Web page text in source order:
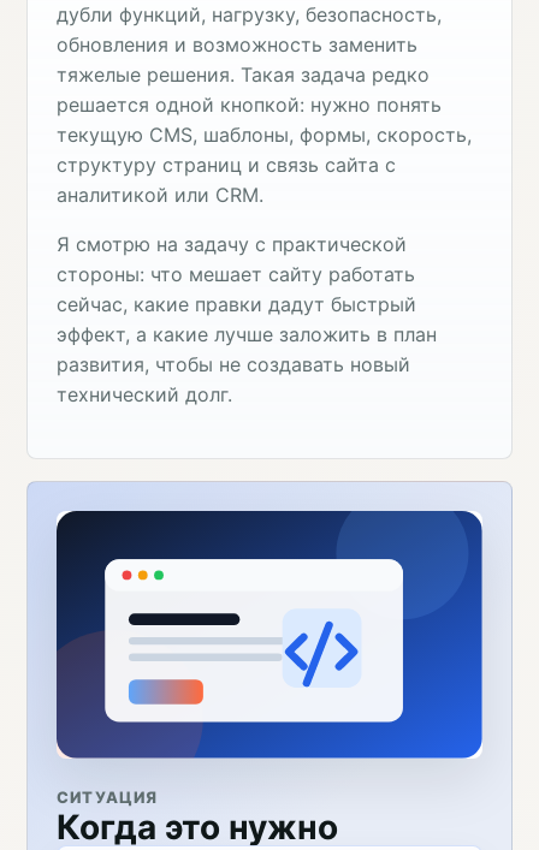
дубли функций, нагрузку, безопасность,
обновления и возможность заменить
тяжелые решения. Такая задача редко
решается одной кнопкой: нужно понять
текущую CMS, шаблоны, формы, скорость,
структуру страниц и связь сайта с
аналитикой или CRM.
Я смотрю на задачу с практической
стороны: что мешает сайту работать
сейчас, какие правки дадут быстрый
эффект, а какие лучше заложить в план
развития, чтобы не создавать новый
технический долг.
СИТУАЦИЯ
Когда это нужно